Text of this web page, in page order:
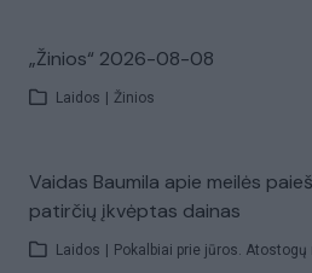
„Žinios“ 2026-08-08
Laidos Žinios
Vaidas Baumila apie meilės
patirčių įkvėptas dainas
Laidos Pokalbiai prie jūros. Atostogų